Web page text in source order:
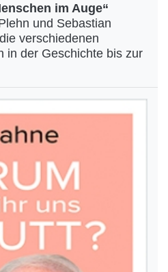
im Auge“
und Sebastian
verschiedenen
in der Geschichte bis zur